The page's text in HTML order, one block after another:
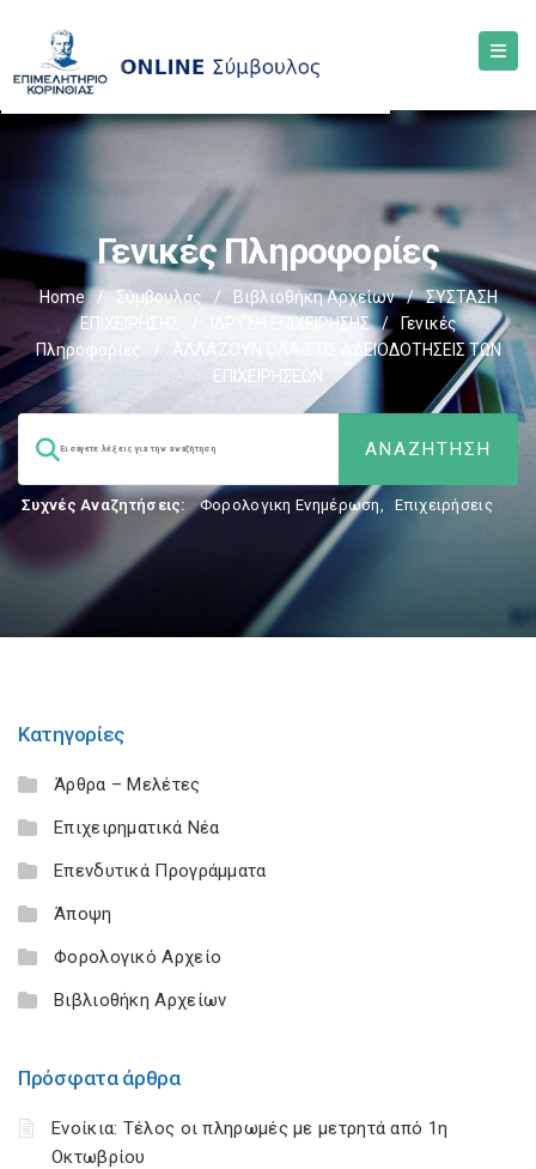
Γενικές Πληροφορίες
Home / Σύμβουλος / Βιβλιοθήκη Αρχείων /
ΣΥΣΤΑΣΗ
ΕΠΙΧΕΙΡΗΣΗΣ
ΙΔΡΥΣΗ ΕΠΙΧΕΙΡΗΣΗΣ /
Γενικές
Πληροφορίες
/
ΑΛΛΑΖΟΥΝ ΟΛΑ ΣΤΙΣ ΑΔΕΙΟΔΟΤΗΣΕΙΣ ΤΩΝ
ΕΠΙΧΕΙΡΗΣΕΩΝ
Συχνές Αναζητήσεις: Φορολογικη Ενημέρωση, Επιχειρήσεις
Κατηγορίες
Άρθρα – Μελέτες
Επιχειρηματικά Νέα
Επενδυτικά Προγράμματα
Άποψη
Φορολογικό Αρχείο
Βιβλιοθήκη Αρχείων
Πρόσφατα άρθρα
Ενοίκια: Τέλος οι πληρωμές με μετρητά από 1η
Οκτωβρίου